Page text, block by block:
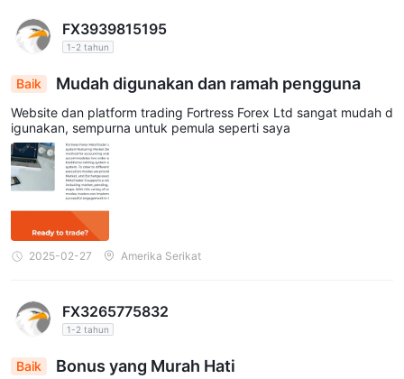
FX3939815195
1-2 tahun
Baik Mudah digunakan dan ramah pengguna
Website dan platform trading Fortress Forex Ltd sangat mudah d
igunakan, sempurna untuk pemula seperti saya
2025-02-27 Amerika Serikat
FX3265775832
1-2 tahun
Baik Bonus yang Murah Hati